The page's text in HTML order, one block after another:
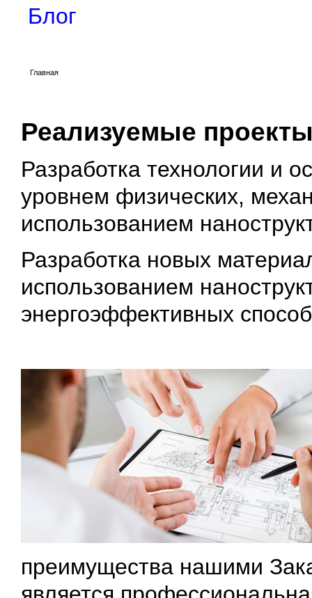
Блог
Главная
Реализуемые
Разработка технологии и
уровнем физических,
использованием
Разработка новых
использованием
энергоэффективных
преимущества нашими